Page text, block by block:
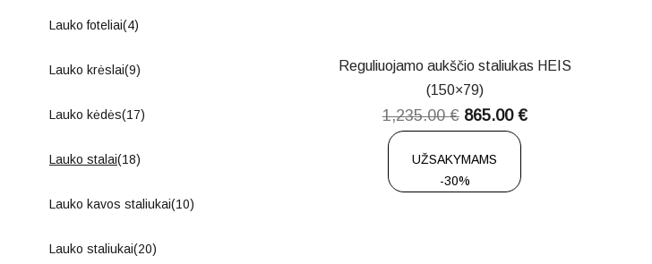
Reguliuojamo aukščio staliukas HEIS
(150×79)
1,235.00€ 865.00 €
UŽSAKYMAMS
-30%
Lauko foteliai(4)
Lauko krėslai(9)
Lauko kėdės(17)
Lauko stalai(18)
Lauko kavos staliukai(10)
Lauko staliukai(20)